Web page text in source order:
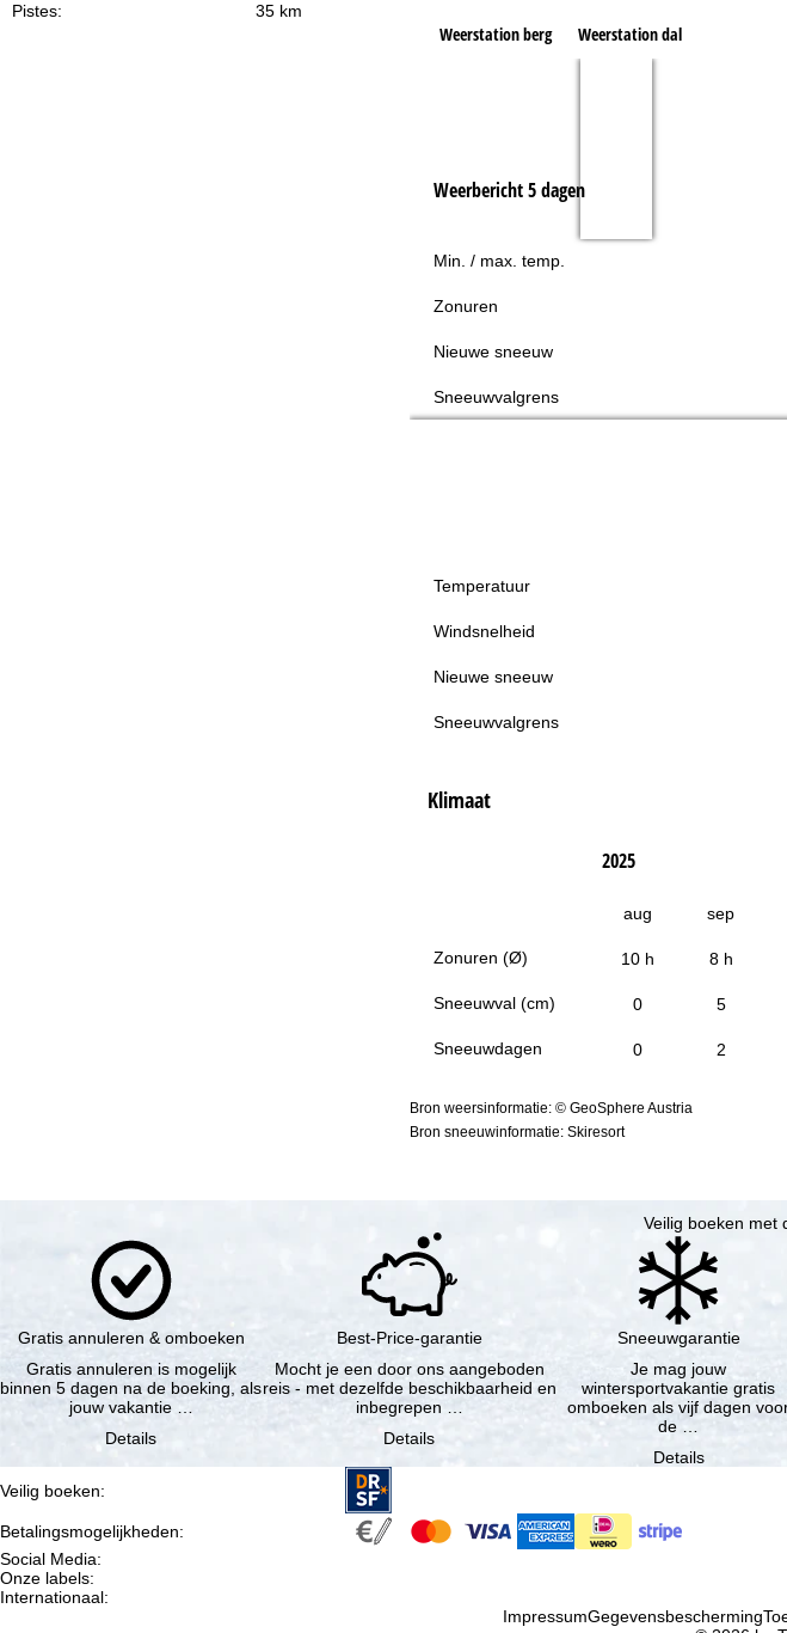
Pistes: 35 km
Weerstation berg Weerstation dal
Weerbericht 5 dagen
Min. / max. temp.
Zonuren
Nieuwe sneeuw
Sneeuwvalgrens
Temperatuur
Windsnelheid
Nieuwe sneeuw
Sneeuwvalgrens
Klimaat
Zonuren (Ø)
Sneeuwval (cm)
Sneeuwdagen
2025
aug sep
10 h 8 h
0 5
0 2
Bron weersinformatie: © GeoSphere Austria
Bron sneeuwinformatie: Skiresort
Veilig boeken met
Gratis annuleren & omboeken
Gratis annuleren is mogelijk
binnen 5 dagen na de boeking, als
jouw vakantie …
Details
Best-Price-garantie
Mocht je een door ons aangeboden
reis - met dezelfde beschikbaarheid en
inbegrepen …
Details
Sneeuwgarantie
Je mag jouw
wintersportvakantie gratis
omboeken als vijf dagen
de …
Details
Veilig boeken:
Betalingsmogelijkheden:
Social Media:
Onze labels:
Internationaal:
ImpressumGegevensbescherming